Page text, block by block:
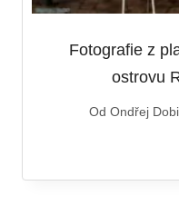
Fotografie z
ostrovu
Od Ondřej